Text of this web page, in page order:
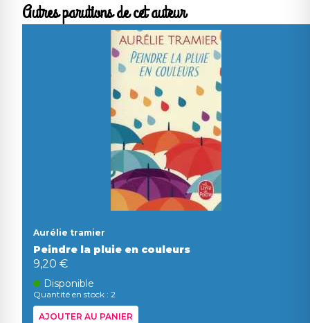
Autres parutions de cet auteur
Aurélie tramier
Peindre la pluie en couleurs
9,20 €
Disponible
Quantité en stock : 2
AJOUTER AU PANIER